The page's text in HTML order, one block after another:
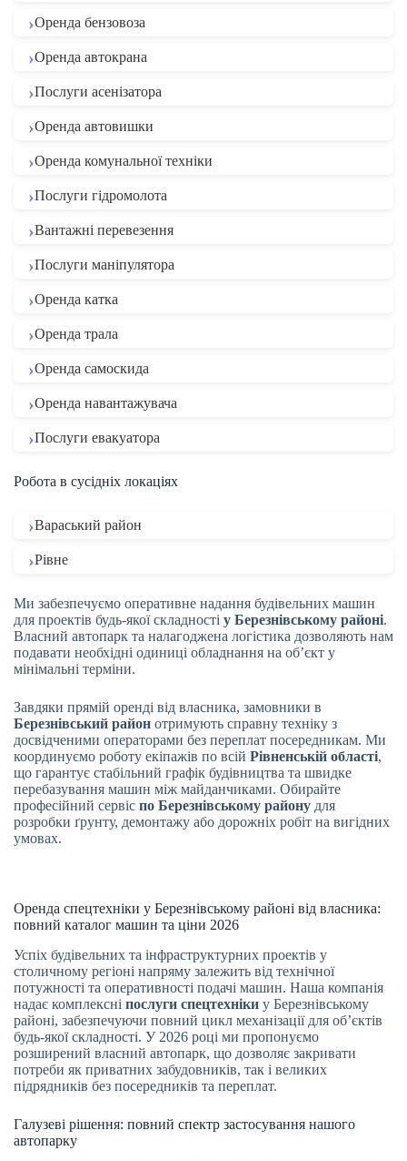
Оренда бензовоза
Оренда автокрана
Послуги асенізатора
Оренда автовишки
Оренда комунальної техніки
Послуги гідромолота
Вантажні перевезення
Послуги маніпулятора
Оренда катка
Оренда трала
Оренда самоскида
Оренда навантажувача
Послуги евакуатора
Робота в сусідніх локаціях
Вараський район
Рівне
Ми забезпечуємо оперативне надання будівельних машин
для проектів будь-якої складності у Березнівському районі.
Власний автопарк та налагоджена логістика дозволяють нам
подавати необхідні одиниці обладнання на об’єкт у
мінімальні терміни.
Завдяки прямій оренді від власника, замовники в
Березнівський район отримують справну техніку з
досвідченими операторами без переплат посередникам. Ми
координуємо роботу екіпажів по всій Рівненській області,
що гарантує стабільний графік будівництва та швидке
перебазування машин між майданчиками. Обирайте
професійний сервіс по Березнівському району для
розробки ґрунту, демонтажу або дорожніх робіт на вигідних
умовах.
Оренда спецтехніки у Березнівському районі від власника:
повний каталог машин та ціни 2026
Успіх будівельних та інфраструктурних проектів у
столичному регіоні напряму залежить від технічної
потужності та оперативності подачі машин. Наша компанія
надає комплексні послуги спецтехніки у Березнівському
районі, забезпечуючи повний цикл механізації для об’єктів
будь-якої складності. У 2026 році ми пропонуємо
розширений власний автопарк, що дозволяє закривати
потреби як приватних забудовників, так і великих
підрядників без посередників та переплат.
Галузеві рішення: повний спектр застосування нашого
автопарку